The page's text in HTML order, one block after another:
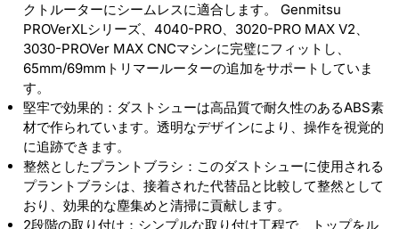
4030、
6050
Plus
CNC
用
の
数
量
を
4030、
6050
Plus
用
数
量
を
クトルーターにシームレスに適合します。 Genmitsu
PROVerXLシリーズ、4040-PRO、3020-PRO MAX V2、
3030-PROVer MAX CNCマシンに完璧にフィットし、
65mm/69mmトリマールーターの追加をサポートしていま
す。
堅牢で効果的：ダストシューは高品質で耐久性のあるABS素
材で作られています。透明なデザインにより、操作を視覚的
に追跡できます。
整然としたプラントブラシ：このダストシューに使用される
プラントブラシは、接着された代替品と比較して整然として
おり、効果的な塵集めと清掃に貢献します。
2段階の取り付け：シンプルな取り付け工程で、トップをル